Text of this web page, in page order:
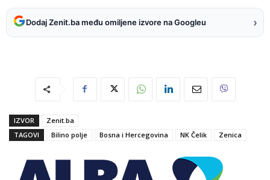
Dodaj Zenit.ba među omiljene izvore na Googleu ›
IZVOR
Zenit.ba
TAGOVI
Bilino polje Bosna i Hercegovina NK Čelik Zenica